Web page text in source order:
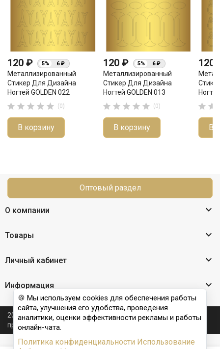
120 ₽ 5% 6 ₽
Металлизированный
Стикер Для Дизайна
Ногтей GOLDEN 022
     (0)
В корзину
120 ₽ 5% 6 ₽
Металлизированный
Стикер Для Дизайна
Ногтей GOLDEN 013
     (0)
В корзину
120
 
В
Оптовый раздел
О компании 
Товары 
Личный кабинет 
Информация 
2026 © Nail Club professional - официальный сайт
производителя бренда для наращивания ногтей
🍪 Мы используем cookies для обеспечения работы
сайта, улучшения его удобства, проведения
аналитики, оценки эффективности рекламы и работы
онлайн-чата.
Политика конфиденциальности Использование